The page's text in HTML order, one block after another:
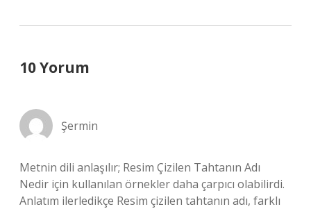
10 Yorum
Şermin
Metnin dili anlaşılır; Resim Çizilen Tahtanın Adı
Nedir için kullanılan örnekler daha çarpıcı olabilirdi.
Anlatım ilerledikçe Resim çizilen tahtanın adı, farklı